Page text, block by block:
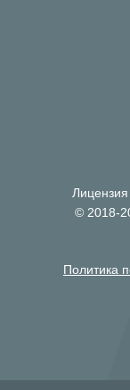
© 2018-
Политика